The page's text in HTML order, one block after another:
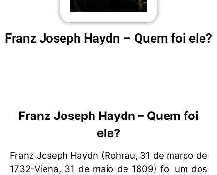
Franz Joseph Haydn – Quem foi ele?
Franz Joseph Haydn – Quem foi
ele?
Franz Joseph Haydn (Rohrau, 31 de março de
1732-Viena, 31 de maio de 1809) foi um dos